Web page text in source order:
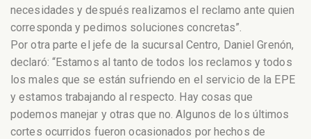
necesidades y después realizamos el reclamo ante quien
corresponda y pedimos soluciones concretas”.
Por otra parte el jefe de la sucursal Centro, Daniel Grenón,
declaró: “Estamos al tanto de todos los reclamos y todos
los males que se están sufriendo en el servicio de la EPE
y estamos trabajando al respecto. Hay cosas que
podemos manejar y otras que no. Algunos de los últimos
cortes ocurridos fueron ocasionados por hechos de